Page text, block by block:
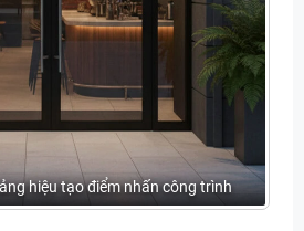
hiệu tạo điểm nhấn công trình